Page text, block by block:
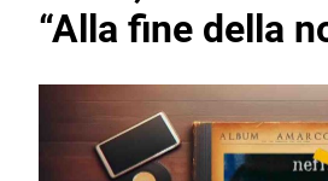
“Alla fine della